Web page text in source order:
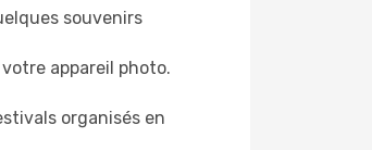
souvenirs
appareil photo.
organisés en